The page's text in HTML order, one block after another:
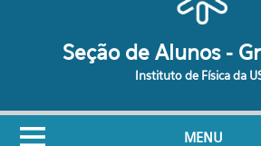
Seção de Alunos -
Instituto de Física da
MENU